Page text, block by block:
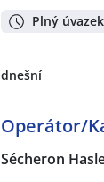
Plný úvazek
dnešní
Operátor/
Sécheron